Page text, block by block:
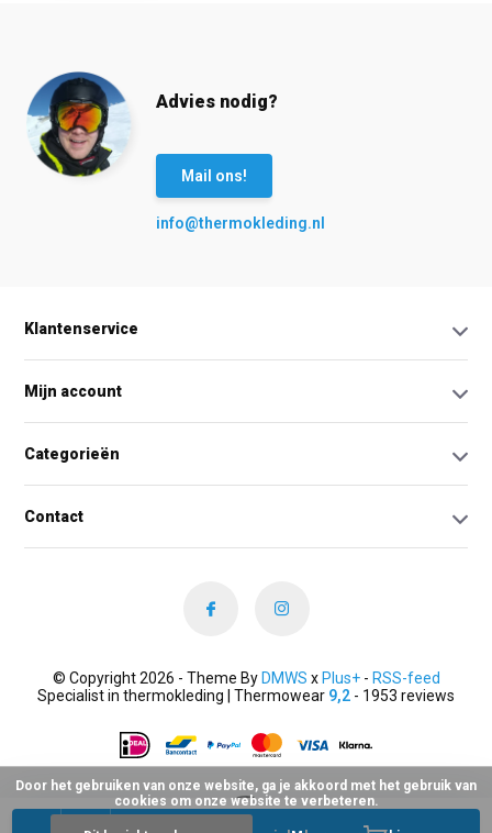
Advies nodig?
Mail ons!
info@thermokleding.nl
Klantenservice
Mijn account
Categorieën
Contact
© Copyright 2026 - Theme By DMWS x Plus+- RSS-feed
Specialist in thermokleding | Thermowear 9,2 - 1953 reviews
Door het gebruiken van onze website, ga je akkoord met het gebruik van
cookies om onze website te verbeteren.